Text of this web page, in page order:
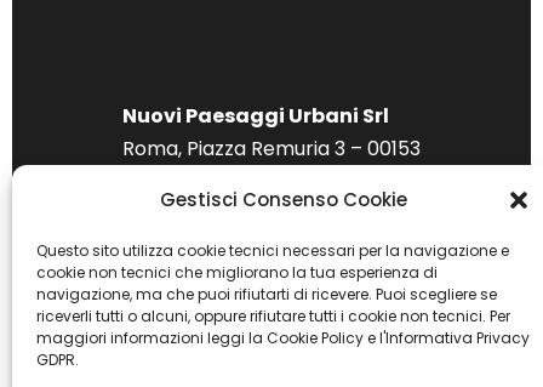
Gestisci Consenso Cookie
Questo sito utilizza cookie tecnici necessari per la navigazione e
cookie non tecnici che migliorano la tua esperienza di
navigazione, ma che puoi rifiutarti di ricevere. Puoi scegliere se
riceverli tutti o alcuni, oppure rifiutare tutti i cookie non tecnici. Per
maggiori informazioni leggi la Cookie Policy e l'Informativa Privacy
GDPR.
Nuovi Paesaggi Urbani Srl
Roma, Piazza Remuria 3 – 00153